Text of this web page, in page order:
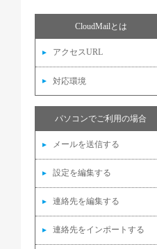
CloudMailとは
アクセスURL
対応環境
パソコンでご利用の場合
メールを送信する
設定を編集する
連絡先を編集する
連絡先をインポートする